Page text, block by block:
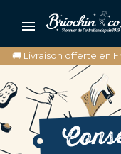

🚚 Livraison offerte en